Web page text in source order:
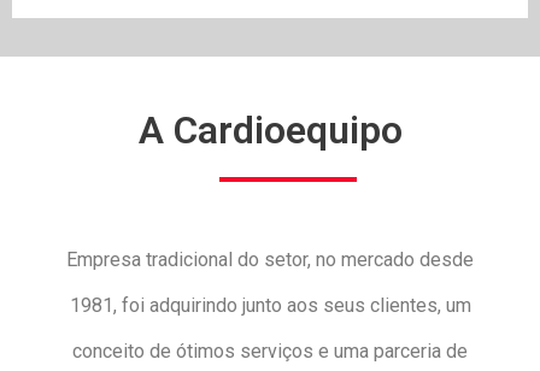
A Cardioequipo
Empresa tradicional do setor, no mercado desde
1981, foi adquirindo junto aos seus clientes, um
conceito de ótimos serviços e uma parceria de